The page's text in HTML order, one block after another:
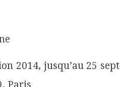
2014, jusqu’au 25